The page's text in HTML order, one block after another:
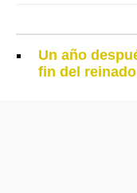
Un año
fin del